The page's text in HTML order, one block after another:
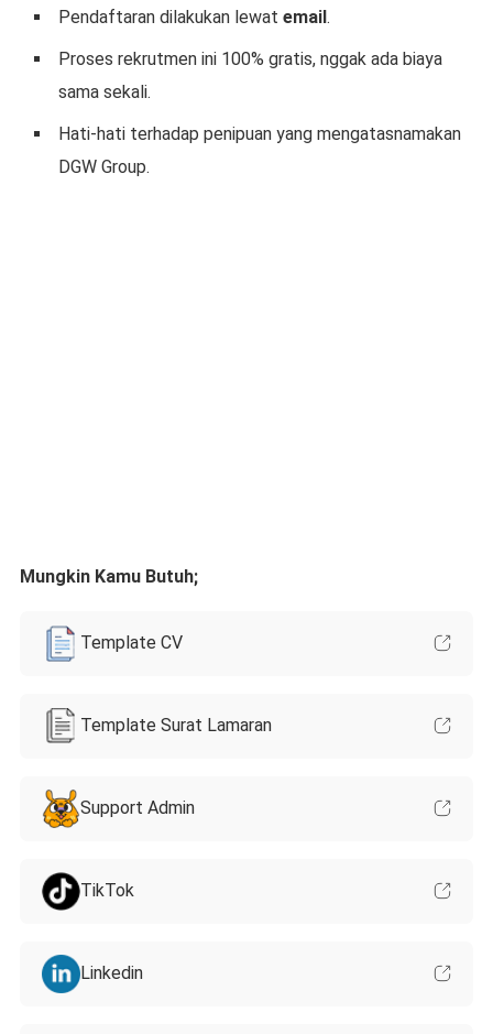
Pendaftaran dilakukan lewat email.
Proses rekrutmen ini 100% gratis, nggak ada biaya
sama sekali.
Hati-hati terhadap penipuan yang mengatasnamakan
DGW Group.
Mungkin Kamu Butuh;
Template CV
Template Surat Lamaran
Support Admin
TikTok
Linkedin